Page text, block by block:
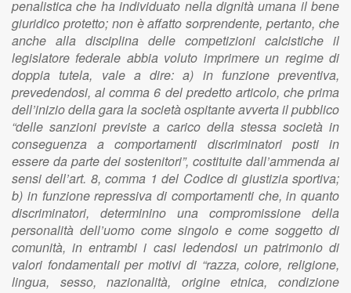
penalistica che ha individuato nella dignità umana il bene
giuridico protetto; non è affatto sorprendente, pertanto, che
anche alla disciplina delle competizioni calcistiche il
legislatore federale abbia voluto imprimere un regime di
doppia tutela, vale a dire: a) in funzione preventiva,
prevedendosi, al comma 6 del predetto articolo, che prima
dell’inizio della gara la società ospitante avverta il pubblico
“delle sanzioni previste a carico della stessa società in
conseguenza a comportamenti discriminatori posti in
essere da parte dei sostenitori”, costituite dall’ammenda ai
sensi dell’art. 8, comma 1 del Codice di giustizia sportiva;
b) in funzione repressiva di comportamenti che, in quanto
discriminatori, determinino una compromissione della
personalità dell’uomo come singolo e come soggetto di
comunità, in entrambi i casi ledendosi un patrimonio di
valori fondamentali per motivi di “razza, colore, religione,
lingua, sesso, nazionalità, origine etnica, condizione